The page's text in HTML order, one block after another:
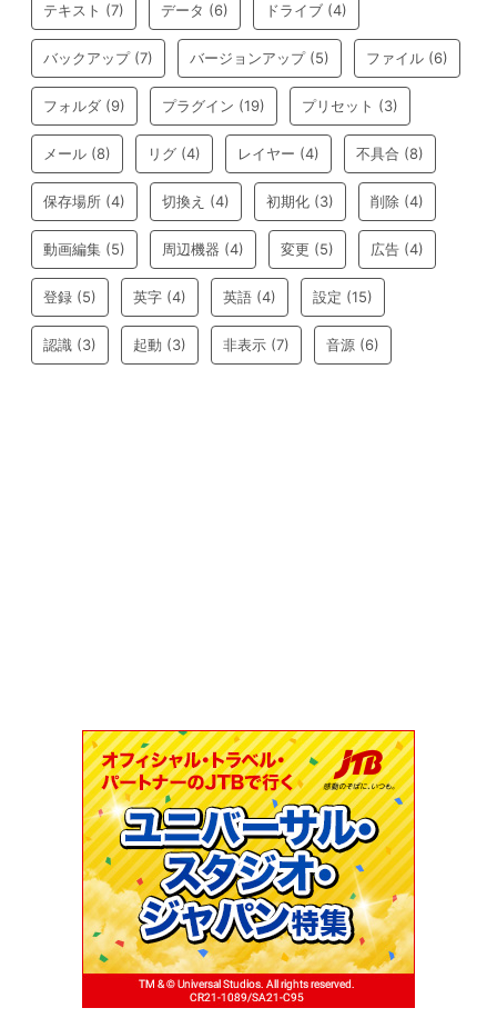
テキスト (7) データ (6) ドライブ (4)
バックアップ(7) バージョンアップ(5) ファイル (6)
フォルダ (9) プラグイン (19) プリセット (3)
メール (8) リグ (4) レイヤー (4) 不具合 (8)
保存場所 (4) 切換え (4) 初期化 (3) 削除 (4)
動画編集 (5) 周辺機器 (4) 変更 (5) 広告 (4)
登録 (5) 英字 (4) 英語 (4) 設定 (15)
認識 (3) 起動 (3) 非表示 (7) 音源 (6)